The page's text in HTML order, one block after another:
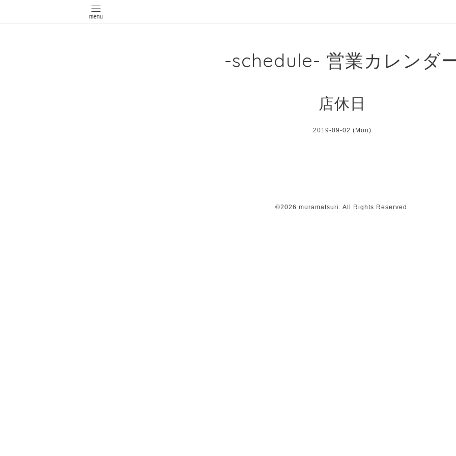
-schedule- 営業カレンダ
店休日
2019-09-02 (Mon)
©2026 muramatsuri . All Rights Reserved.